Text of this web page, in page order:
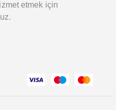
etmek için